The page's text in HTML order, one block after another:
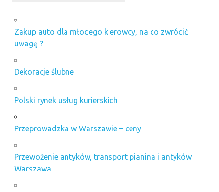
Zakup auto dla młodego kierowcy, na co zwrócić
uwagę ?
Dekoracje ślubne
Polski rynek usług kurierskich
Przeprowadzka w Warszawie – ceny
Przewożenie antyków, transport pianina i antyków
Warszawa